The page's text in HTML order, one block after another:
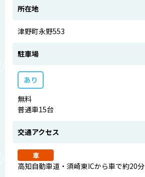
所在地
津野町永野553
駐車場
あり
無料
普通車15台
交通アクセス
車
高知自動車道・須崎東ICから車で約20分